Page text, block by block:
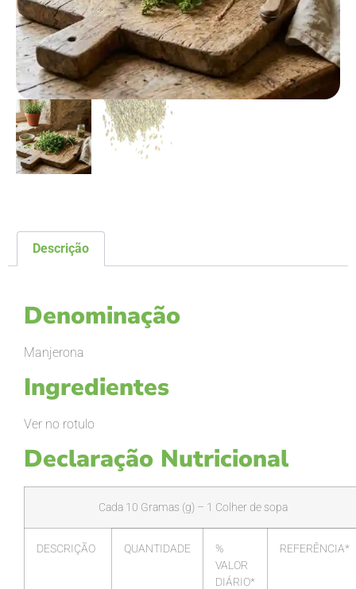
Descrição
Denominação
Manjerona
Ingredientes
Ver no rotulo
Declaração Nutricional
Cada 10 Gramas (g) – 1 Colher de sopa
DESCRIÇÃO QUANTIDADE
%
VALOR
DIÁRIO*
REFERÊNCIA*